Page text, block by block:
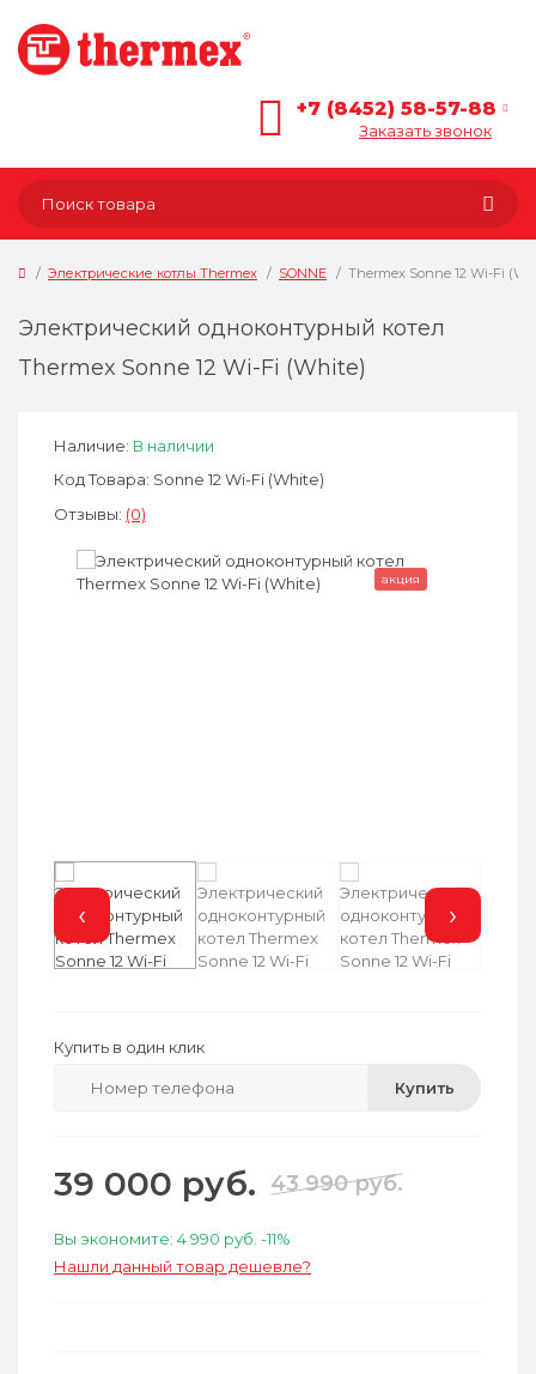
+7 (8452) 58-57-88
Заказать звонок
Электрические котлы Thermex SONNE Thermex Sonne 12 Wi-Fi
Электрический одноконтурный котел
Thermex Sonne 12 Wi-Fi (White)
Наличие: В наличии
Код Товара: Sonne 12 Wi-Fi (White)
Отзывы: (0)
акция
‹ ›
Купить в один клик
Купить
39 000 руб. 43 990 руб.
Вы экономите: 4 990 руб. -11%
Нашли данный товар дешевле?